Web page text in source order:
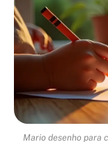
Mario desenho para